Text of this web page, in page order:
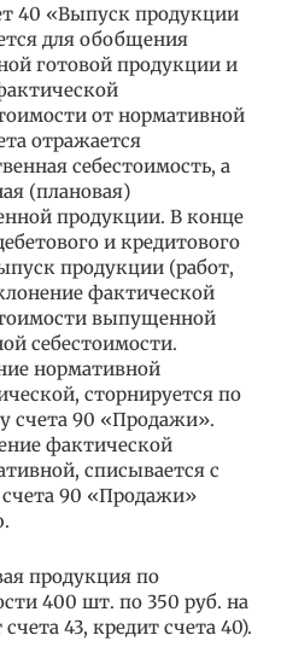
40 «Выпуск продукции
для обобщения
готовой продукции и
от нормативной
отражается
себестоимость, а
(плановая)
продукции. В конце
и кредитового
продукции (работ,
фактической
выпущенной
себестоимости.
нормативной
сторнируется по
счета 90 «Продажи».
фактической
списывается с
счета 90 «Продажи»
продукция по
400 шт. по 350 руб. на
43, кредит счета 40).